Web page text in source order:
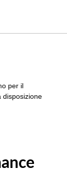
per il
disposizione